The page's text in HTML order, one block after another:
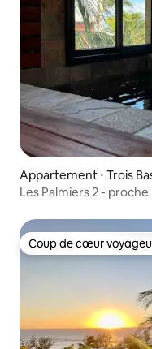
Appartement ⋅ Trois
Les Palmiers 2 -
Coup de cœur
Coup de cœur